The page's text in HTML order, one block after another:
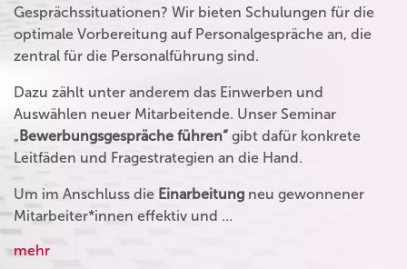
Gesprächssituationen? Wir bieten Schulungen für die
optimale Vorbereitung auf Personalgespräche an, die
zentral für die Personalführung sind.
Dazu zählt unter anderem das Einwerben und
Auswählen neuer Mitarbeitende. Unser Seminar
„Bewerbungsgespräche führen“ gibt dafür konkrete
Leitfäden und Fragestrategien an die Hand.
Um im Anschluss die Einarbeitung neu gewonnener
Mitarbeiter*innen effektiv und …
mehr